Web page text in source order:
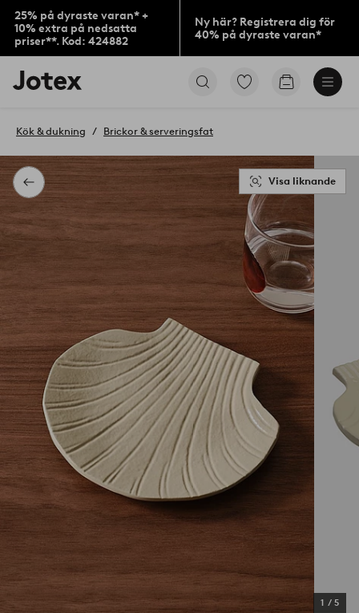
25% på dyraste varan* +
10% extra på nedsatta
priser**. Kod: 424882
Ny här? Registrera dig för
40% på dyraste varan*
Jotex
logotyp
till
Gå
Gå
Tillbaka
Kök & dukning Brickor & serveringsfat
1 / 5
Visa liknande